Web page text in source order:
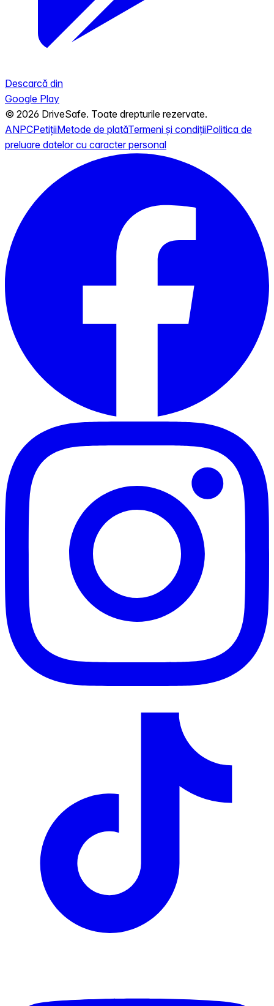
Descarcă din
Google Play
© 2026 DriveSafe. Toate drepturile rezervate.
ANPCPetițiiMetode de platăTermeni și condițiiPolitica de
preluare datelor cu caracter personal